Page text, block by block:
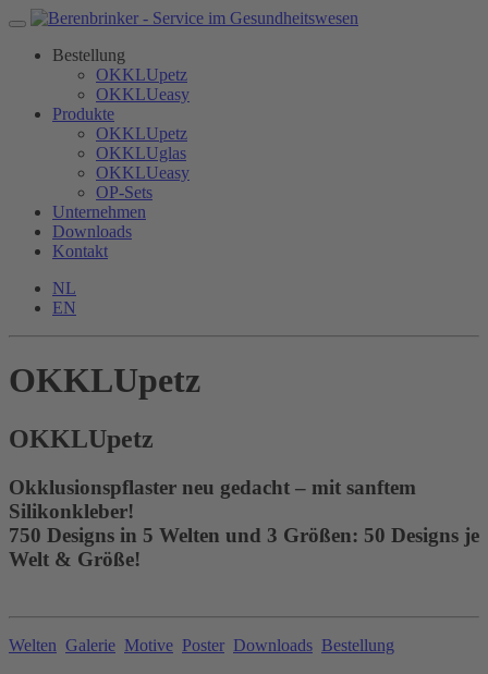
Bestellung
OKKLUpetz
OKKLUeasy
Produkte
OKKLUpetz
OKKLUglas
OKKLUeasy
OP-Sets
Unternehmen
Downloads
Kontakt
NL
EN
OKKLUpetz
OKKLUpetz
Okklusionspflaster neu gedacht – mit sanftem
Silikonkleber!
750 Designs in 5 Welten und 3 Größen: 50 Designs je
Welt & Größe!
Welten Galerie Motive Poster Downloads Bestellung